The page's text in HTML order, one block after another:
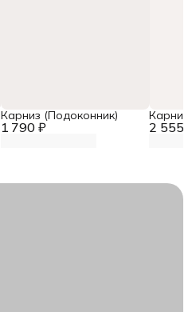
1 790 ₽
Карниз (Подоконник)
2 555 ₽
Карниз,